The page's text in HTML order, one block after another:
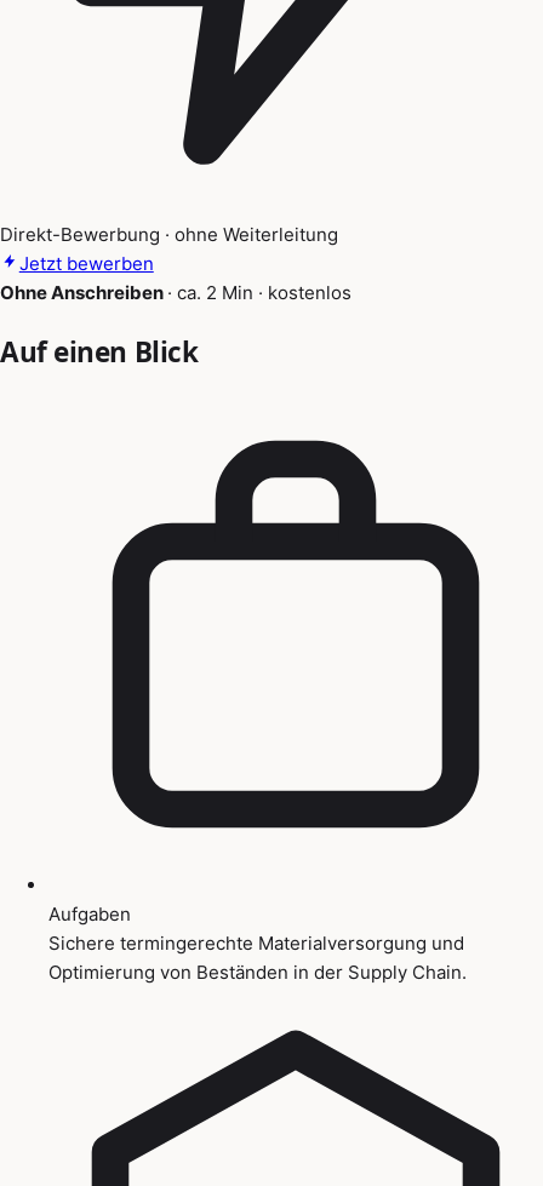
Direkt-Bewerbung · ohne Weiterleitung
Jetzt bewerben
Ohne Anschreiben · ca. 2 Min · kostenlos
Auf einen Blick
Aufgaben
Sichere termingerechte Materialversorgung und
Optimierung von Beständen in der Supply Chain.